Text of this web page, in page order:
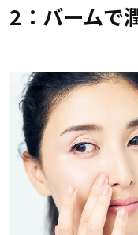
2：バームで